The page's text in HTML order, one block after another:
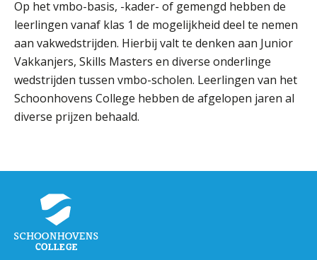
ORGANISATIE
Locaties
Missie en visie
Organisatie
Klachten en integriteit
Begeleiding
Profielen vmbo
Onderwijs op vmbo-tl, havo, vwo en tweetalig vwo
Op het vmbo-basis, -kader- of gemengd hebben de
leerlingen vanaf klas 1 de mogelijkheid deel te nemen
aan vakwedstrijden. Hierbij valt te denken aan Junior
Vakkanjers, Skills Masters en diverse onderlinge
wedstrijden tussen vmbo-scholen. Leerlingen van het
Schoonhovens College hebben de afgelopen jaren al
diverse prijzen behaald.